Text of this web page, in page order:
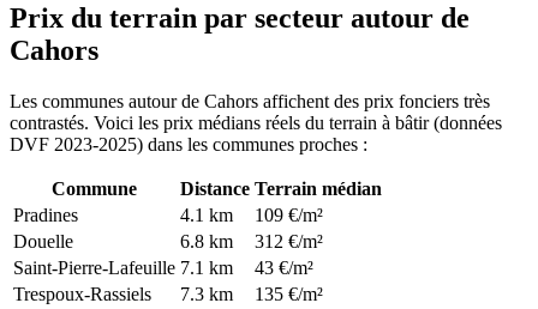
Prix du terrain par secteur autour de
Cahors
Les communes autour de Cahors affichent des prix fonciers très
contrastés. Voici les prix médians réels du terrain à bâtir (données
DVF 2023-2025) dans les communes proches :
Commune Distance Terrain médian
Pradines
4.1 km
109 €/m²
Douelle
6.8 km
312 €/m²
Saint-Pierre-Lafeuille 7.1 km
43 €/m²
Trespoux-Rassiels
7.3 km
135 €/m²